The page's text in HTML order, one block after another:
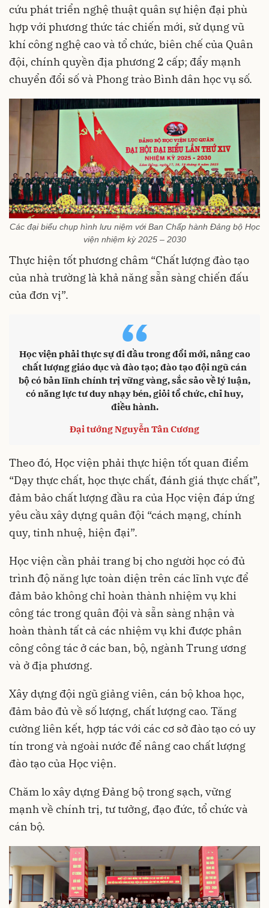
cứu phát triển nghệ thuật quân sự hiện đại phù
hợp với phương thức tác chiến mới, sử dụng vũ
khí công nghệ cao và tổ chức, biên chế của Quân
đội, chính quyền địa phương 2 cấp; đẩy mạnh
chuyển đổi số và Phong trào Bình dân học vụ số.
Các đại biểu chụp hình lưu niệm với Ban Chấp hành Đảng bộ Học
viện nhiệm kỳ 2025 – 2030
Thực hiện tốt phương châm “Chất lượng đào tạo
của nhà trường là khả năng sẵn sàng chiến đấu
của đơn vị”.
“
Học viện phải thực sự đi đầu trong đổi mới, nâng cao
chất lượng giáo dục và đào tạo; đào tạo đội ngũ cán
bộ có bản lĩnh chính trị vững vàng, sắc sảo về lý luận,
có năng lực tư duy nhạy bén, giỏi tổ chức, chỉ huy,
điều hành.
Đại tướng Nguyễn Tân Cương
Theo đó, Học viện phải thực hiện tốt quan điểm
“Dạy thực chất, học thực chất, đánh giá thực chất”,
đảm bảo chất lượng đầu ra của Học viện đáp ứng
yêu cầu xây dựng quân đội “cách mạng, chính
quy, tinh nhuệ, hiện đại”.
Học viện cần phải trang bị cho người học có đủ
trình độ năng lực toàn diện trên các lĩnh vực để
đảm bảo không chỉ hoàn thành nhiệm vụ khi
công tác trong quân đội và sẵn sàng nhận và
hoàn thành tất cả các nhiệm vụ khi được phân
công công tác ở các ban, bộ, ngành Trung ương
và ở địa phương.
Xây dựng đội ngũ giảng viên, cán bộ khoa học,
đảm bảo đủ về số lượng, chất lượng cao. Tăng
cường liên kết, hợp tác với các cơ sở đào tạo có uy
tín trong và ngoài nước để nâng cao chất lượng
đào tạo của Học viện.
Chăm lo xây dựng Đảng bộ trong sạch, vững
mạnh về chính trị, tư tưởng, đạo đức, tổ chức và
cán bộ.